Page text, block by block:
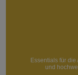
Essentials für
und